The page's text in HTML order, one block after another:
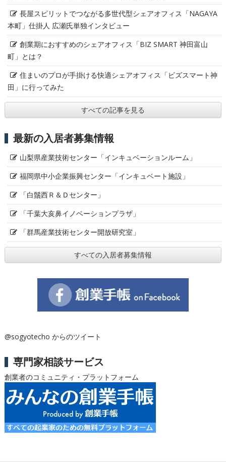
長屋スピリットでつながる多世代型シェアオフィス「NAGAYA
本町」仕掛人 広瀬氏単独インタビュー
創業期におすすめのシェアオフィス「BIZ SMART 神田富山
町」とは？
住まいのプロが手掛ける快適シェアオフィス「ビズスマート神
田」に行ってみた
すべての記事を見る
最新の入居者募集情報
山梨県産業技術センター「インキュベーションルーム」
福岡県中小企業振興センター「インキュベート施設」
「白鬚西Ｒ＆Ｄセンター」
「千葉大亥鼻イノベーションプラザ」
「群馬産業技術センター開放研究室」
すべての入居者募集情報
@sogyotecho からのツイート
専門家相談サービス
創業者のコミュニティ・プラットフォーム